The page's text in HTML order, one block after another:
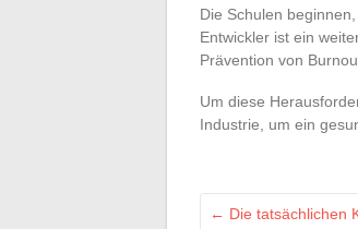
Die Schulen
Entwickler ist ein
Prävention von
Um diese
Industrie, um ein
← Die tatsächlichen